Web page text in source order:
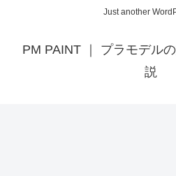
Just another
PM PAINT ｜ プラモデル
説